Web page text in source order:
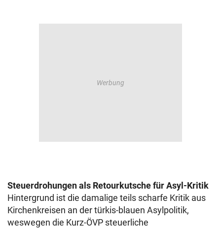
Steuerdrohungen als Retourkutsche für Asyl-Kritik
Hintergrund ist die damalige teils scharfe Kritik aus
Kirchenkreisen an der türkis-blauen Asylpolitik,
weswegen die Kurz-ÖVP steuerliche